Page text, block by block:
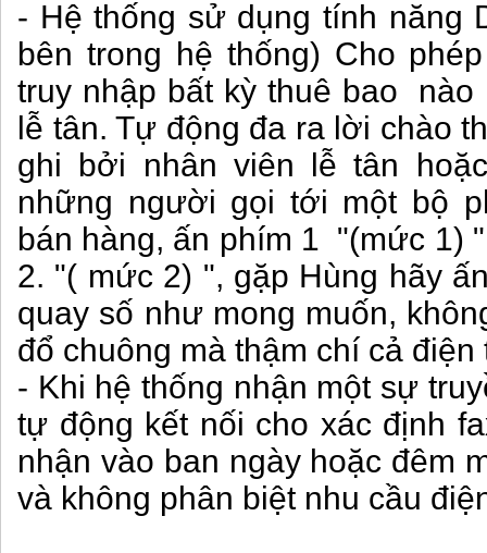
- Hệ thống sử dụng tính năng
bên trong hệ thống) Cho
truy nhập bất kỳ thuê bao
lễ tân. Tự động đ­a ra lời chào
ghi bởi nhân viên lễ tân
những người gọi tới một bộ
bán hàng, ấn phím 1 "(mức 1)
2. "( mức 2) ", gặp Hùng hãy
quay số như­ mong muốn,
đổ chuông mà thậm chí cả
- Khi hệ thống nhận một sự
tự động kết nối cho xác định
nhận vào ban ngày hoặc đêm
và không phân biệt nhu cầu